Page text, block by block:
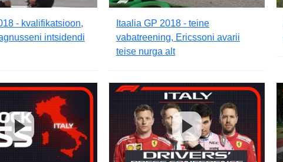
- kvalifikatsioon,
intsidendi
Itaalia GP 2018 - teine
vabatreening, Ericssoni avarii
teise nurga alt